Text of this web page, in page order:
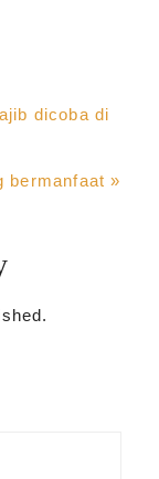
dicoba di
bermanfaat »